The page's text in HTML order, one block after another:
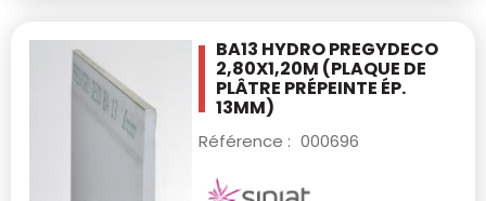
BA13 HYDRO PREGYDECO
2,80X1,20M (PLAQUE DE
PLÂTRE PRÉPEINTE ÉP.
13MM)
Référence : 000696